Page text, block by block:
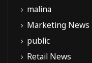
malina
Marketing News
public
Retail News